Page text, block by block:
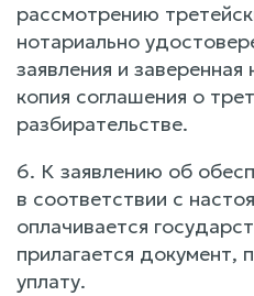
рассмотрению
нотариально
заявления и
копия соглашения о
разбирательстве.
6. К заявлению об
в соответствии с
оплачивается
прилагается
уплату.